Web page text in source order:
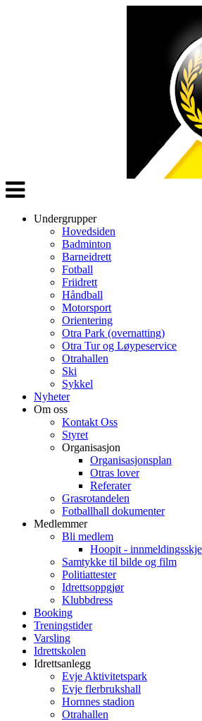
Veksle
navigasjon
Undergrupper
Hovedsiden
Badminton
Barneidrett
Fotball
Friidrett
Håndball
Motorsport
Orientering
Otra Park (overnatting)
Otra Tur og Løypeservice
Otrahallen
Ski
Sykkel
Nyheter
Om oss
Kontakt Oss
Styret
Organisasjon
Organisasjonsplan
Otras lover
Referater
Grasrotandelen
Fotballhall dokumenter
Medlemmer
Bli medlem
Hoopit -
Samtykke til bilde og film
Politiattester
Idrettsoppgjør
Klubbdress
Booking
Treningstider
Varsling
Idrettskolen
Idrettsanlegg
Evje Aktivitetspark
Evje flerbrukshall
Hornnes stadion
Otrahallen